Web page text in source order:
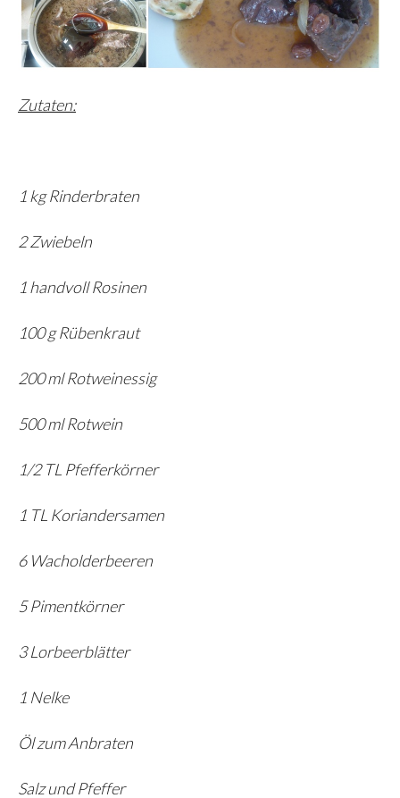
Zutaten:
1 kg Rinderbraten
2 Zwiebeln
1 handvoll Rosinen
100 g Rübenkraut
200 ml Rotweinessig
500 ml Rotwein
1/2 TL Pfefferkörner
1 TL Koriandersamen
6 Wacholderbeeren
5 Pimentkörner
3 Lorbeerblätter
1 Nelke
Öl zum Anbraten
Salz und Pfeffer